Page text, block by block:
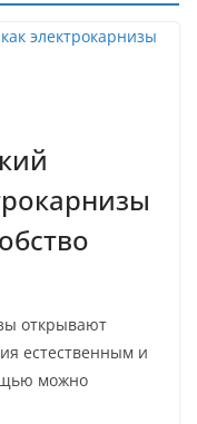
открывают
естественным и
можно